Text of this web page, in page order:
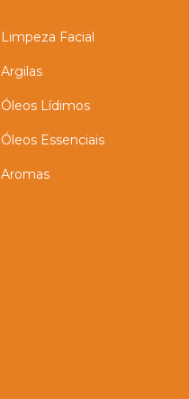
Limpeza Facial
Argilas
Óleos Lídimos
Óleos Essenciais
Aromas